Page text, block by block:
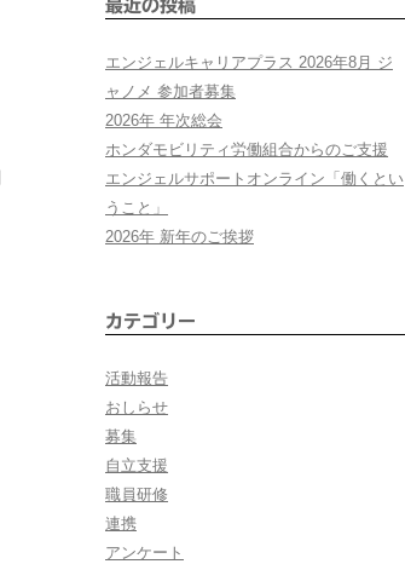
最近の投稿
エンジェルキャリアプラス 2026年8月 ジ
ャノメ 参加者募集
2026年 年次総会
ホンダモビリティ労働組合からのご支援
エンジェルサポートオンライン「働くとい
うこと」
2026年 新年のご挨拶
カテゴリー
活動報告
おしらせ
募集
自立支援
職員研修
連携
アンケート